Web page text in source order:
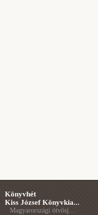
Könyvhét
Kiss József Könyvkia...
Magyarországi ötvösj...